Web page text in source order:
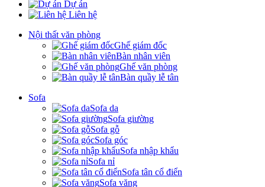
Dự án
Liên hệ
Nội thất văn phòng
Ghế giám đốc
Bàn nhân viên
Ghế văn phòng
Bàn quầy lễ tân
Sofa
Sofa da
Sofa giường
Sofa gỗ
Sofa góc
Sofa nhập khẩu
Sofa nỉ
Sofa tân cổ điển
Sofa văng